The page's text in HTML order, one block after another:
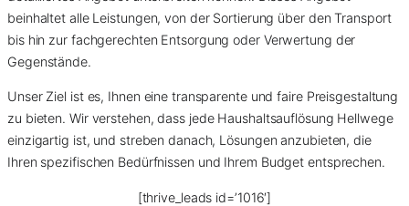
beinhaltet alle Leistungen, von der Sortierung über den Transport
bis hin zur fachgerechten Entsorgung oder Verwertung der
Gegenstände.
Unser Ziel ist es, Ihnen eine transparente und faire Preisgestaltung
zu bieten. Wir verstehen, dass jede Haushaltsauflösung Hellwege
einzigartig ist, und streben danach, Lösungen anzubieten, die
Ihren spezifischen Bedürfnissen und Ihrem Budget entsprechen.
[thrive_leads id=’1016′]